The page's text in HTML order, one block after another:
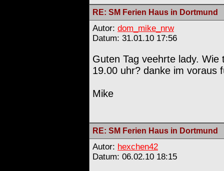
RE: SM Ferien Haus in Dortmund
Autor: dom_mike_nrw
Datum: 31.01.10 17:56
Guten Tag veehrte lady.
19.00 uhr? danke im voraus
Mike
RE: SM Ferien Haus in Dortmund
Autor: hexchen42
Datum: 06.02.10 18:15